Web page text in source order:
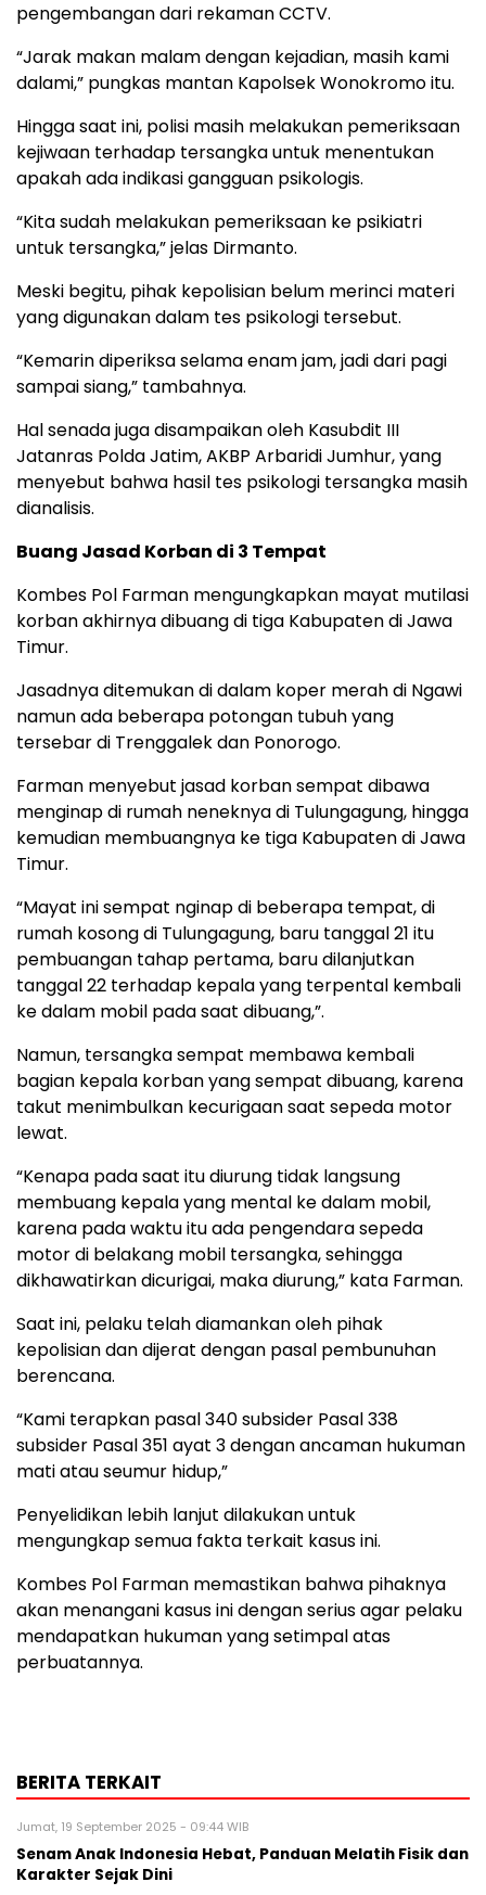
pengembangan dari rekaman CCTV.
“Jarak makan malam dengan kejadian, masih kami
dalami,” pungkas mantan Kapolsek Wonokromo itu.
Hingga saat ini, polisi masih melakukan pemeriksaan
kejiwaan terhadap tersangka untuk menentukan
apakah ada indikasi gangguan psikologis.
“Kita sudah melakukan pemeriksaan ke psikiatri
untuk tersangka,” jelas Dirmanto.
Meski begitu, pihak kepolisian belum merinci materi
yang digunakan dalam tes psikologi tersebut.
“Kemarin diperiksa selama enam jam, jadi dari pagi
sampai siang,” tambahnya.
Hal senada juga disampaikan oleh Kasubdit III
Jatanras Polda Jatim, AKBP Arbaridi Jumhur, yang
menyebut bahwa hasil tes psikologi tersangka masih
dianalisis.
Buang Jasad Korban di 3 Tempat
Kombes Pol Farman mengungkapkan mayat mutilasi
korban akhirnya dibuang di tiga Kabupaten di Jawa
Timur.
Jasadnya ditemukan di dalam koper merah di Ngawi
namun ada beberapa potongan tubuh yang
tersebar di Trenggalek dan Ponorogo.
Farman menyebut jasad korban sempat dibawa
menginap di rumah neneknya di Tulungagung, hingga
kemudian membuangnya ke tiga Kabupaten di Jawa
Timur.
“Mayat ini sempat nginap di beberapa tempat, di
rumah kosong di Tulungagung, baru tanggal 21 itu
pembuangan tahap pertama, baru dilanjutkan
tanggal 22 terhadap kepala yang terpental kembali
ke dalam mobil pada saat dibuang,”.
Namun, tersangka sempat membawa kembali
bagian kepala korban yang sempat dibuang, karena
takut menimbulkan kecurigaan saat sepeda motor
lewat.
“Kenapa pada saat itu diurung tidak langsung
membuang kepala yang mental ke dalam mobil,
karena pada waktu itu ada pengendara sepeda
motor di belakang mobil tersangka, sehingga
dikhawatirkan dicurigai, maka diurung,” kata Farman.
Saat ini, pelaku telah diamankan oleh pihak
kepolisian dan dijerat dengan pasal pembunuhan
berencana.
“Kami terapkan pasal 340 subsider Pasal 338
subsider Pasal 351 ayat 3 dengan ancaman hukuman
mati atau seumur hidup,”
Penyelidikan lebih lanjut dilakukan untuk
mengungkap semua fakta terkait kasus ini.
Kombes Pol Farman memastikan bahwa pihaknya
akan menangani kasus ini dengan serius agar pelaku
mendapatkan hukuman yang setimpal atas
perbuatannya.
BERITA TERKAIT
Jumat, 19 September 2025 - 09:44 WIB
Senam Anak Indonesia Hebat, Panduan Melatih Fisik dan
Karakter Sejak Dini